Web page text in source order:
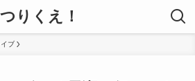
つりくえ！
イブ